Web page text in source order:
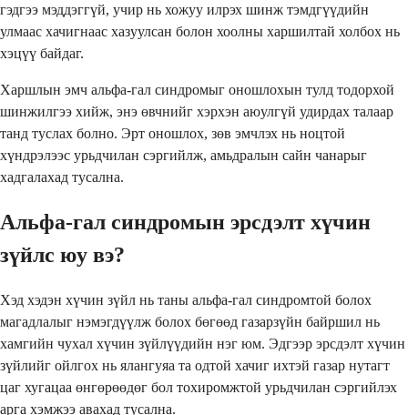
гэдгээ мэддэггүй, учир нь хожуу илрэх шинж тэмдгүүдийн
улмаас хачигнаас хазуулсан болон хоолны харшилтай холбох нь
хэцүү байдаг.
Харшлын эмч альфа-гал синдромыг оношлохын тулд тодорхой
шинжилгээ хийж, энэ өвчнийг хэрхэн аюулгүй удирдах талаар
танд туслах болно. Эрт оношлох, зөв эмчлэх нь ноцтой
хүндрэлээс урьдчилан сэргийлж, амьдралын сайн чанарыг
хадгалахад тусална.
Альфа-гал синдромын эрсдэлт хүчин
зүйлс юу вэ?
Хэд хэдэн хүчин зүйл нь таны альфа-гал синдромтой болох
магадлалыг нэмэгдүүлж болох бөгөөд газарзүйн байршил нь
хамгийн чухал хүчин зүйлүүдийн нэг юм. Эдгээр эрсдэлт хүчин
зүйлийг ойлгох нь ялангуяа та одтой хачиг ихтэй газар нутагт
цаг хугацаа өнгөрөөдөг бол тохиромжтой урьдчилан сэргийлэх
арга хэмжээ авахад тусална.